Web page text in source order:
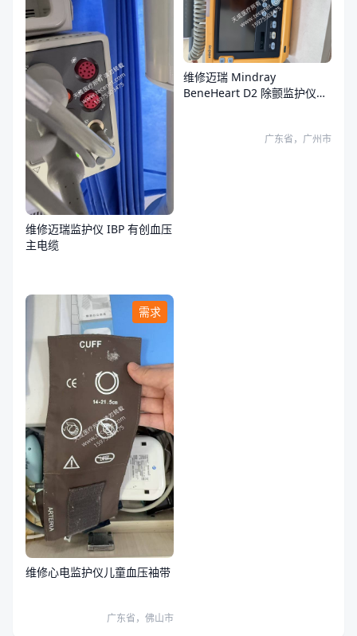
维修迈瑞监护仪 IBP 有创血压
主电缆
维修迈瑞 Mindray
BeneHeart D2 除颤监护仪故
广东省，广州市
需求
维修心电监护仪儿童血压袖带
广东省，佛山市